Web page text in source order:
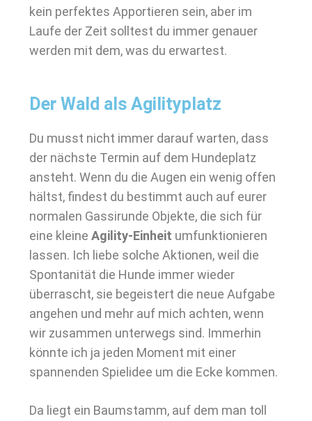
kein perfektes Apportieren sein, aber im
Laufe der Zeit solltest du immer genauer
werden mit dem, was du erwartest.
Der Wald als Agilityplatz
Du musst nicht immer darauf warten, dass
der nächste Termin auf dem Hundeplatz
ansteht. Wenn du die Augen ein wenig offen
hältst, findest du bestimmt auch auf eurer
normalen Gassirunde Objekte, die sich für
eine kleine Agility-Einheit umfunktionieren
lassen. Ich liebe solche Aktionen, weil die
Spontanität die Hunde immer wieder
überrascht, sie begeistert die neue Aufgabe
angehen und mehr auf mich achten, wenn
wir zusammen unterwegs sind. Immerhin
könnte ich ja jeden Moment mit einer
spannenden Spielidee um die Ecke kommen.
Da liegt ein Baumstamm, auf dem man toll